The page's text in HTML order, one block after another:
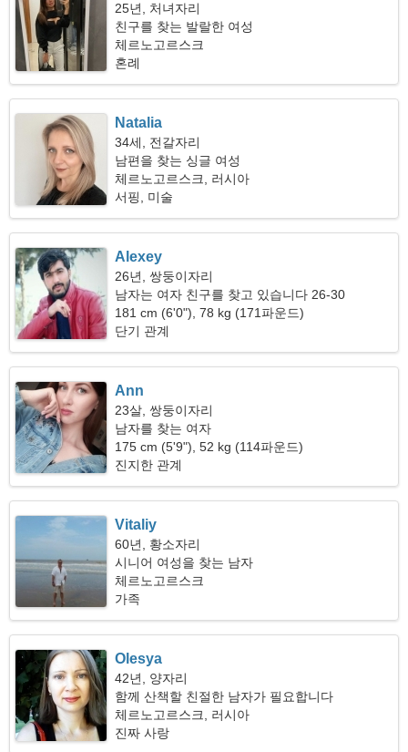
25년, 처녀자리
친구를 찾는 발랄한 여성
체르노고르스크
혼례
Natalia
34세, 전갈자리
남편을 찾는 싱글 여성
체르노고르스크, 러시아
서핑, 미술
Alexey
26년, 쌍둥이자리
남자는 여자 친구를 찾고 있습니다 26-30
181 cm (6'0"), 78 kg (171파운드)
단기 관계
Ann
23살, 쌍둥이자리
남자를 찾는 여자
175 cm (5'9"), 52 kg (114파운드)
진지한 관계
Vitaliy
60년, 황소자리
시니어 여성을 찾는 남자
체르노고르스크
가족
Olesya
42년, 양자리
함께 산책할 친절한 남자가 필요합니다
체르노고르스크, 러시아
진짜 사랑